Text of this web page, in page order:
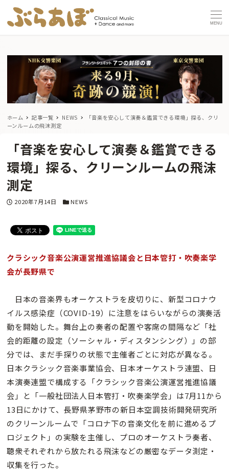
MENU
ホーム 記事一覧 NEWS
「音楽を安心して演奏＆鑑賞できる環境」探る、クリ
ーンルームの飛沫測定
「音楽を安心して演奏＆鑑賞できる
環境」探る、クリーンルームの飛沫
測定
投稿日
2020年7月14日 カテゴリー
NEWS
クラシック音楽公演運営推進協議会と日本管打・吹奏楽学
会が長野県で
日本の音楽界もオーケストラを皮切りに、新型コロナウ
イルス感染症（COVID-19）に注意をはらいながらの演奏活
動を開始した。舞台上の奏者の配置や客席の間隔など「社
会的距離の設定（ソーシャル・ディスタンシング）」の部
分では、まだ手探りの状態で主催者ごとに対応が異なる。
日本クラシック音楽事業協会、日本オーケストラ連盟、日
本演奏連盟で構成する「クラシック音楽公演運営推進協議
会」と「一般社団法人日本管打・吹奏楽学会」は7月11から
13日にかけて、長野県茅野市の新日本空調技術開発研究所
のクリーンルームで「コロナ下の音楽文化を前に進めるプ
ロジェクト」の実験を主催し、プロのオーケストラ奏者、
聴衆それぞれから放たれる飛沫などの厳密なデータ測定・
収集を行った。